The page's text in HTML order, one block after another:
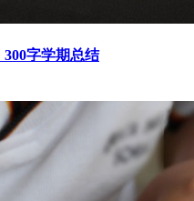
字学期总结